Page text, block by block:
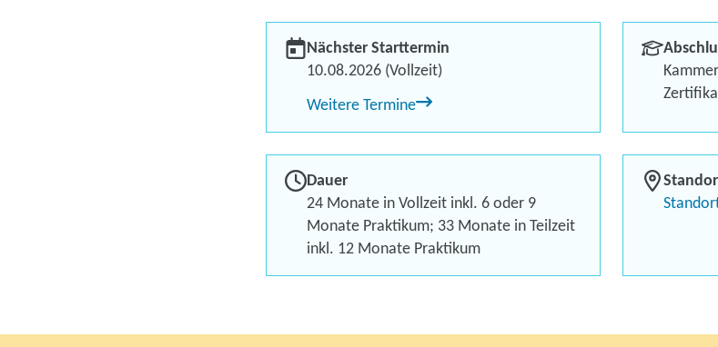
Kursstart
Bis zu
150 Euro
Nächster Starttermin
10.08.2026 (Vollzeit)
Weitere Termine
Dauer
24 Monate in Vollzeit inkl. 6 oder 9
Monate Praktikum; 33 Monate in Teilzeit
inkl. 12 Monate Praktikum